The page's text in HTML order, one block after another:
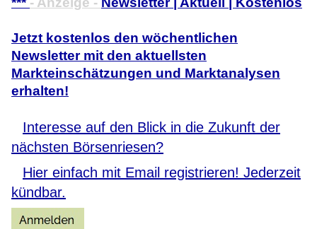
Jetzt kostenlos den wöchentlichen
Newsletter mit den aktuellsten
Markteinschätzungen und Marktanalysen
erhalten!
Interesse auf den Blick in die Zukunft der
nächsten Börsenriesen?
Hier einfach mit Email registrieren! Jederzeit
kündbar.